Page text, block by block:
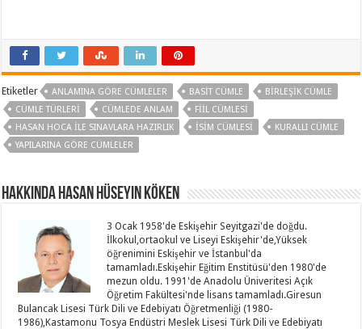
Etiketler ANLAMINA GÖRE CÜMLELER BASIT CÜMLE
BIRLEŞIK CÜMLE
CÜMLE TÜRLERI
CÜMLEDE ANLAM
FIIL CÜMLESI
HASAN HOCA ILE SINAVLARA HAZIRLIK
İSIM CÜMLESI
KURALLI CÜMLE
YAPILARINA GÖRE CÜMLELER
Hakkında Hasan Hüseyin KÖKEN
3 Ocak 1958'de Eskişehir Seyitgazi'de doğdu.
İlkokul,ortaokul ve Liseyi Eskişehir'de,Yüksek
öğrenimini Eskişehir ve İstanbul'da
tamamladı.Eskişehir Eğitim Enstitüsü'den 1980'de
mezun oldu. 1991'de Anadolu Üniveritesi Açık
Öğretim Fakültesi'nde lisans tamamladı.Giresun
Bulancak Lisesi Türk Dili ve Edebiyatı Öğretmenliği (1980-
1986),Kastamonu Tosya Endüstri Meslek Lisesi Türk Dili ve Edebiyatı